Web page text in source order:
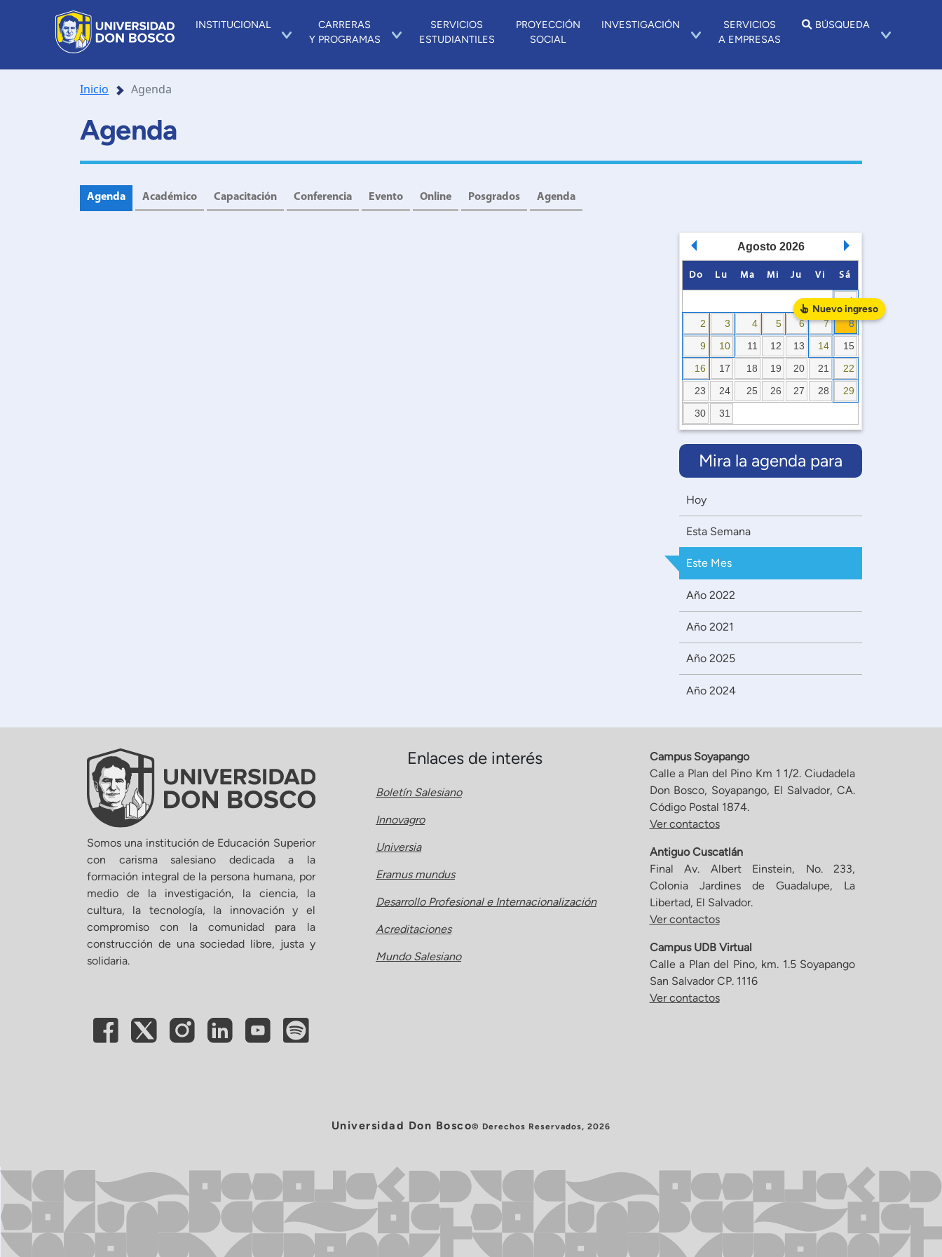
INSTITUCIONAL
CARRERAS
Y PROGRAMAS
SERVICIOS
ESTUDIANTILES
PROYECCIÓN
SOCIAL
INVESTIGACIÓN
SERVICIOS
A EMPRESAS
BÚSQUEDA
Inicio Agenda
Agenda
Agenda Académico Capacitación Conferencia Evento Online Posgrados Agenda
Agosto 2026
Do Lu Ma Mi Ju Vi Sá
1
2
3 4 5 6 7
8
9
10 11 12 13 14
15
16
17 18 19 20 21
22
23
24 25 26 27 28
29
30
31
Mira la agenda para
Hoy
Esta Semana
Este Mes
Año 2022
Año 2021
Año 2025
Año 2024
Nuevoingreso
Somos una institución de Educación Superior
con carisma salesiano dedicada a la
formación integral de la persona humana, por
medio de la investigación, la ciencia, la
cultura, la tecnología, la innovación y el
compromiso con la comunidad para la
construcción de una sociedad libre, justa y
solidaria.
Enlaces de interés
Boletín Salesiano
Innovagro
Universia
Eramus mundus
Desarrollo Profesional e Internacionalización
Acreditaciones
Mundo Salesiano
Campus Soyapango
Calle a Plan del Pino Km 1 1/2. Ciudadela
Don Bosco, Soyapango, El Salvador, CA.
Código Postal 1874.
Ver contactos
Antiguo Cuscatlán
Final Av. Albert Einstein, No. 233,
Colonia Jardines de Guadalupe, La
Libertad, El Salvador.
Ver contactos
Campus UDB Virtual
Calle a Plan del Pino, km. 1.5 Soyapango
San Salvador CP. 1116
Ver contactos
Universidad Don Bosco© Derechos Reservados, 2026